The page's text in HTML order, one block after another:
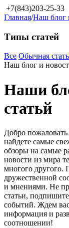
+7(843)203-25-33
Главная/Наш блог
Типы статей
Все Обычная
Наш блог и
Наши
статьй
Добро
найдете самые
обзоры на самые
новости из мира
многого другого.
дружественной
и мнениями. Не
статьи,
событий. Ждем
информация и
соотношении!